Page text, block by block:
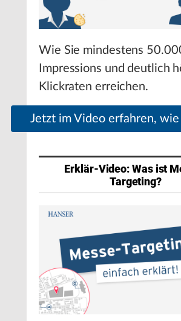
Wie Sie mindestens
Impressions und deutlich
Klickraten erreichen.
Jetzt im Video erfahren,
Erklär-Video: Was ist
Targeting?